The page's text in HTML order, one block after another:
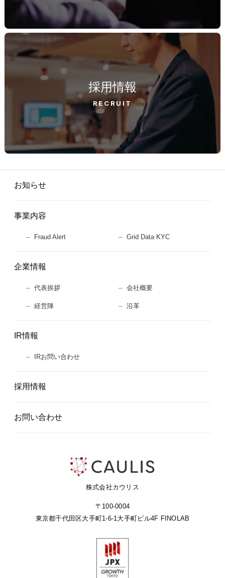
採用情報
RECRUIT
株式会社カウリス
〒100-0004
東京都千代田区大手町1-6-1 大手町ビル4F FINOLAB
お知らせ
事業内容
Fraud Alert Grid Data KYC
企業情報
代表挨拶 会社概要
経営陣 沿革
IR情報
IRお問い合わせ
採用情報
お問い合わせ